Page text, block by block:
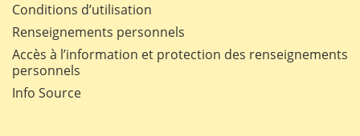
Conditions d’utilisation
Renseignements personnels
Accès à l’information et protection des renseignements
personnels
Info Source